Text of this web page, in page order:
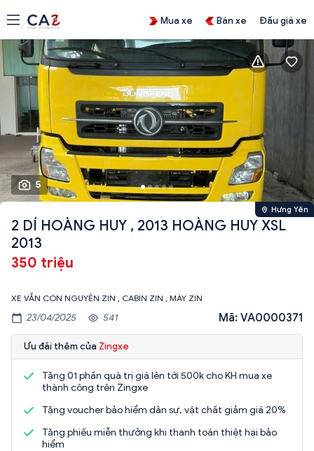
Mua xe Bán xe Đấu giá xe
5
Hưng Yên
2 DÍ HOÀNG HUY , 2013 HOÀNG HUY XSL
2013
350 triệu
XE VẪN CÒN NGUYÊN ZIN , CABIN ZIN , MÁY ZIN
23/04/2025 541 Mã: VA0000371
Ưu đãi thêm của Zingxe
Tặng 01 phần quà trị giá lên tới 500k cho KH mua xe
thành công trên Zingxe
Tặng voucher bảo hiểm dân sự, vật chất giảm giá 20%
Tặng phiếu miễn thưởng khi thanh toán thiệt hại bảo
hiểm